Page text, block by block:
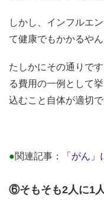
しかし、インフルエ
て健康でもかかるや
たしかにその通りで
る費用の一例として
込むこと自体が適切で
●関連記事： 「がん
⑥そもそも2人に1